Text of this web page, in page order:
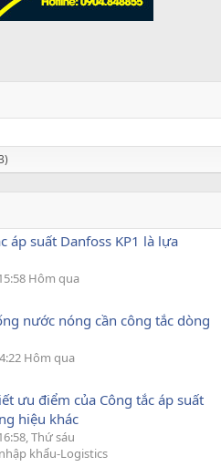
áp suất Danfoss KP1 là lựa
Hôm qua
nước nóng cần công tắc dòng
Hôm qua
ưu điểm của Công tắc áp suất
hiệu khác
Thứ sáu
khẩu-Logistics